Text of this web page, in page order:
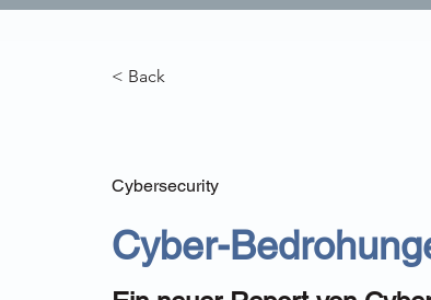
< Back
Cybersecurity
Cyber-